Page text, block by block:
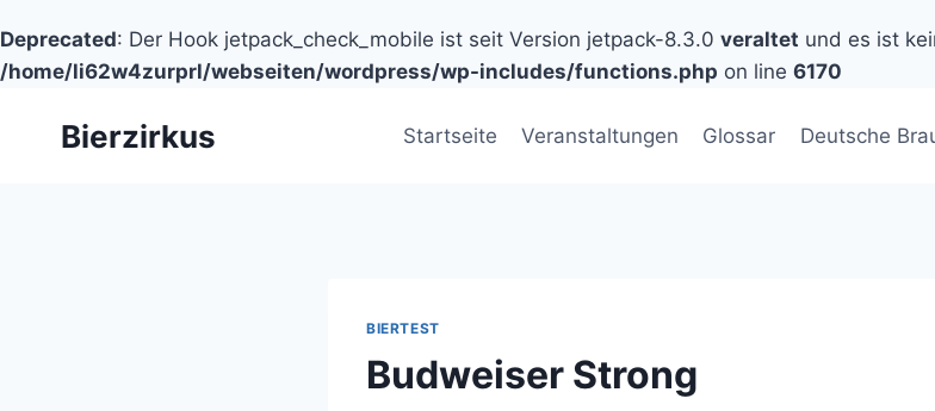
Deprecated: Der Hook jetpack_check_mobile ist seit Version jetpack-8.3.0 veraltet und es ist
/home/li62w4zurprl/webseiten/wordpress/wp-includes/functions.php on line 6170
Bierzirkus Startseite Veranstaltungen Glossar Deutsche
BIERTEST
Budweiser Strong